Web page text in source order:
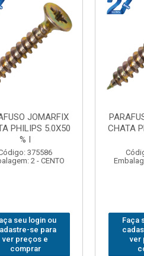
JOMARFIX
PHILIPS 5.0X50
% I
375586
2 - CENTO
seu login ou
se para
ver preços e
comprar
CHATA
Faça
ver